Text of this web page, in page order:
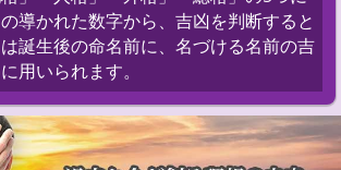
導かれた数字から、吉凶を判断すると
誕生後の命名前に、名づける名前の吉
用いられます。